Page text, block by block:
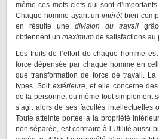
même ces mots-clefs qui sont
Chaque homme ayant unintérêtbien
en résulte une division du travail
obtiennent un maximum de satisfactions au
Les fruits de l’effort de chaque homme
force dépensée par chaque homme en
que transformation de force de travail.
types. Soit extérieure, et elle concerne
de la personne, ou même tout simplement
s’agit alors de ses facultés intellectuelles
Toute atteinte portée à la propriété
non séparée, est contraire à l’Utilité aussi